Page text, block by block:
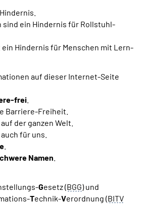
sind ein Hindernis für Rollstuhl-
Hindernis für Menschen mit Lern-
auf dieser Internet-Seite
frei
Barriere-Freiheit.
der ganzen Welt.
für uns.
Namen
Gesetz (BGG) und
Technik-Verordnung (BITV